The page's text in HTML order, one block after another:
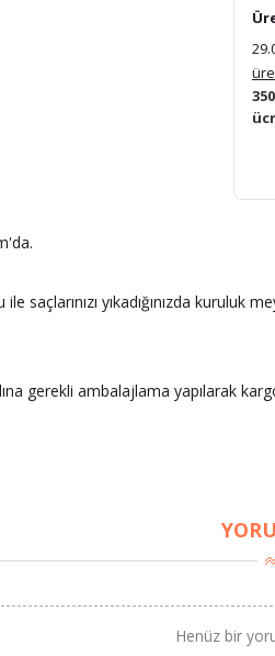
ile saçlarınızı yıkadığınızda
gerekli ambalajlama yapılarak
Henüz bir